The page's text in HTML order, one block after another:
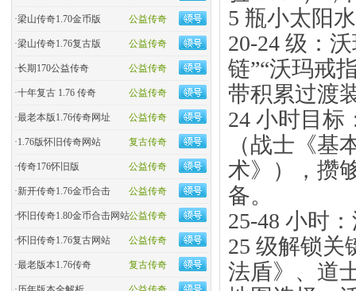
公益传奇
·梁山传奇1.70金币版
公益传奇
·梁山传奇1.76复古版
公益传奇
·长期170公益传奇
公益传奇
·十年复古 1.76 传奇
公益传奇
·最老本版1.76传奇网址
复古传奇
·1.76版怀旧传奇网站
公益传奇
·传奇176怀旧版
公益传奇
·新开传奇1.76金币合击
公益传奇
·怀旧传奇1.80金币合击网站
公益传奇
·怀旧传奇1.76复古网站
复古传奇
·最老版本1.76传奇
5 瓶小太阳
20-24 级：
链”“沃玛戒
带积累过渡
24 小时目标
（战士《基
术》），攒
备。
25-48 小时
25 级解锁关
法盾》、道